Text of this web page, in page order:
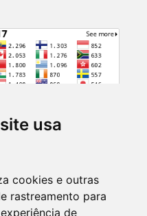
usa
cookies e outras
rastreamento para
de
e Meio Ambiente
- Atribuição 4.0